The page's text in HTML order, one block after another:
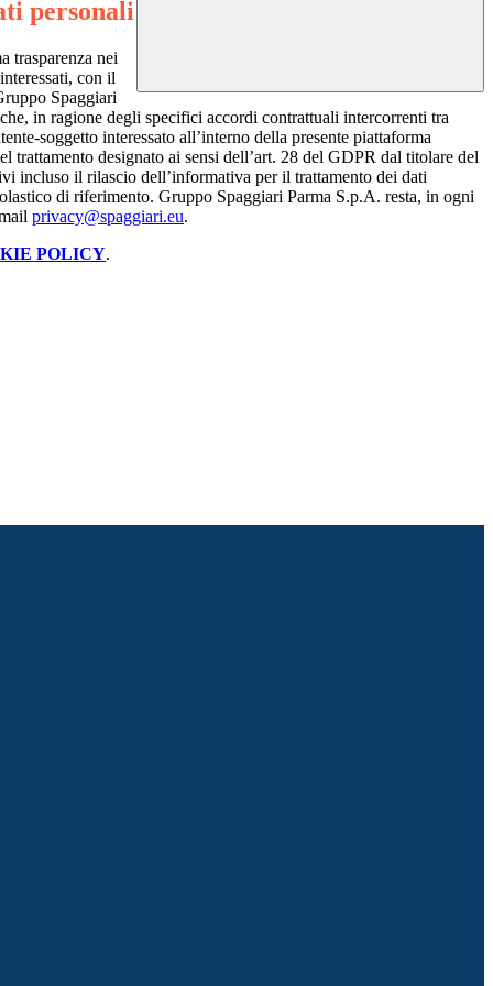
personali
trasparenza nei
con il
Spaggiari
in ragione degli specifici accordi contrattuali intercorrenti tra
soggetto interessato all’interno della presente piattaforma
designato ai sensi dell’art. 28 del GDPR dal titolare del
incluso il rilascio dell’informativa per il trattamento dei dati
di riferimento. Gruppo Spaggiari Parma S.p.A. resta, in ogni
privacy@spaggiari.eu.
POLICY.